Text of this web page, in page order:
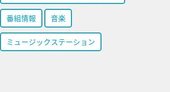
番組情報 音楽
ミュージックステーション